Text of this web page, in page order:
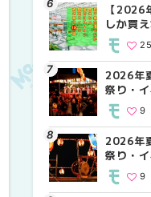
【2026
しか買
限定ス
|
25
2026年
祭り・
MouLa9
2026年
祭り・
MouLa9